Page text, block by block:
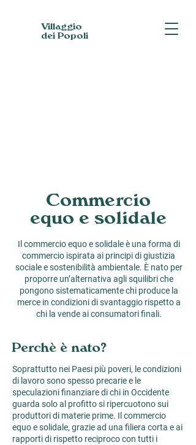
Villaggio
dei Popoli
Commercio
equo e solidale
Il commercio equo e solidale è una forma di
commercio ispirata ai principi di giustizia
sociale e sostenibilità ambientale. È nato per
proporre un’alternativa agli squilibri che
pongono sistematicamente chi produce la
merce in condizioni di svantaggio rispetto a
chi la vende ai consumatori finali.
Perchè è nato?
Soprattutto nei Paesi più poveri, le condizioni
di lavoro sono spesso precarie e le
speculazioni finanziare di chi in Occidente
guarda solo al profitto si ripercuotono sui
produttori di materie prime. Il commercio
equo e solidale, grazie ad una filiera corta e ai
rapporti di rispetto reciproco con tutti i